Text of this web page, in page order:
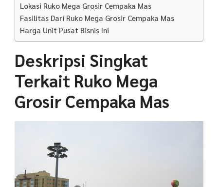
Lokasi Ruko Mega Grosir Cempaka Mas
Fasilitas Dari Ruko Mega Grosir Cempaka Mas
Harga Unit Pusat Bisnis Ini
Deskripsi Singkat
Terkait Ruko Mega
Grosir Cempaka Mas